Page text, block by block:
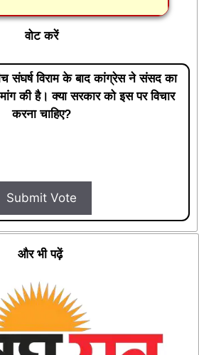
वोट करें
संघर्ष विराम के बाद कांग्रेस ने संसद का
की है। क्या सरकार को इस पर विचार
करना चाहिए?
Submit Vote
और भी पढ़ें